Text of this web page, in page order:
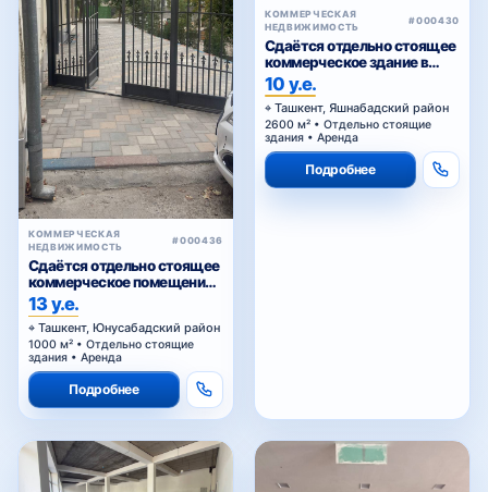
КОММЕРЧЕСКАЯ
НЕДВИЖИМОСТЬ
#000436
Сдаётся отдельно стоящее
коммерческое помещение
в аренду
13 у.е.
Ташкент, Юнусабадский район
1000 м² • Отдельно стоящие
здания • Аренда
Подробнее
КОММЕРЧЕСКАЯ
НЕДВИЖИМОСТЬ
#000430
Сдаётся отдельно стоящее
коммерческое здание в
аренду
10 у.е.
Ташкент, Яшнабадский район
2600 м² • Отдельно стоящие
здания • Аренда
Подробнее